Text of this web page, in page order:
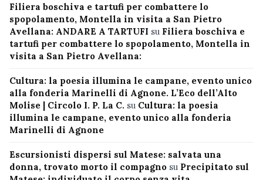
Filiera boschiva e tartufi per combattere lo
spopolamento, Montella in visita a San Pietro
Avellana: ANDARE A TARTUFI su Filiera boschiva e
tartufi per combattere lo spopolamento, Montella in
visita a San Pietro Avellana:
Cultura: la poesia illumina le campane, evento unico
alla fonderia Marinelli di Agnone. L’Eco dell’Alto
Molise | Circolo I. P. La C. su Cultura: la poesia
illumina le campane, evento unico alla fonderia
Marinelli di Agnone
Escursionisti dispersi sul Matese: salvata una
donna, trovato morto il compagno su Precipitato sul